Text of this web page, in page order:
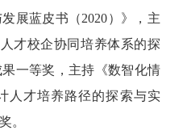
展蓝皮书（2020）》，主
才校企协同培养体系的探
一等奖，主持《数智化情
人才培养路径的探索与实
。